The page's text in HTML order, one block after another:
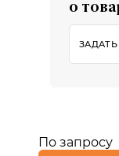
о
По запросу